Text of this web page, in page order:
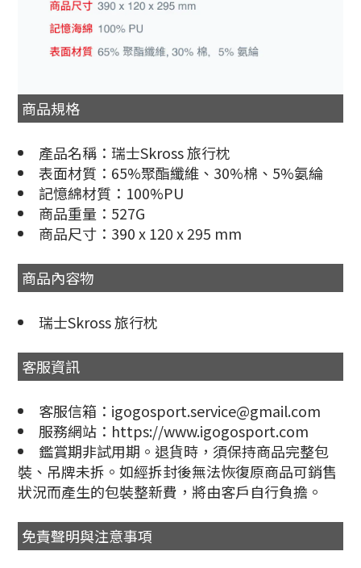
商品規格
產品名稱：瑞士Skross 旅行枕
表面材質：65%聚酯纖維、30%棉、5%氨綸
記憶綿材質：100%PU
商品重量：527G
商品尺寸：390 x 120 x 295 mm
商品內容物
瑞士Skross 旅行枕
客服資訊
客服信箱：igogosport.service@gmail.com
服務網站：https://www.igogosport.com
鑑賞期非試用期。退貨時，須保持商品完整包
裝、吊牌未拆。如經拆封後無法恢復原商品可銷售
狀況而產生的包裝整新費，將由客戶自行負擔。
免責聲明與注意事項